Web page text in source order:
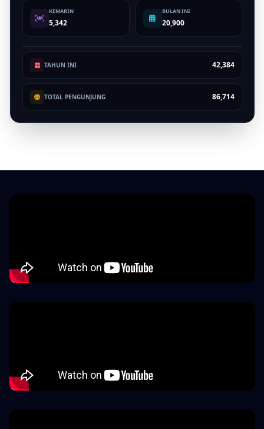
KEMARIN
5,342
BULAN INI
20,900
TAHUN INI 42,384
TOTAL PENGUNJUNG 86,714